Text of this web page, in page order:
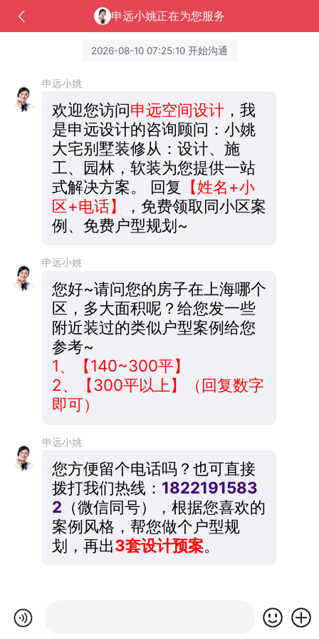
申远小姚正在为您服务
2026-08-10 07:25:10 开始沟通
申远小姚
欢迎您访问申远空间设计，我
是申远设计的咨询顾问：小姚
大宅别墅装修从：设计、施
工、园林，软装为您提供一站
式解决方案。 回复 【姓名+小
区+电话】
，免费领取同小区案
例、免费户型规划~
申远小姚
您好~请问您的房子在上海哪个
区，多大面积呢？给您发一些
附近装过的类似户型案例给您
参考~
1、【140~300平】
2、【300平以上】（回复数字
即可）
申远小姚
您方便留个电话吗？也可直接
拨打我们热线： 1822191583
2 （微信同号），根据您喜欢的
案例风格，帮您做个户型规
划，再出3套设计预案。